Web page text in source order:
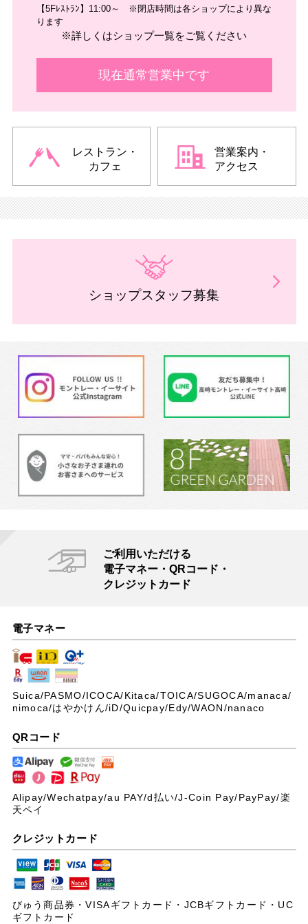
【5Fﾚｽﾄﾗﾝ】11:00～ ※閉店時間は各ショップにより異な
ります
※詳しくはショップ一覧をご覧ください
現在通常営業中です
レストラン・
カフェ
営業案内・
アクセス
ショップスタッフ募集
ご利用いただける
電子マネー・QRコード・
クレジットカード
電子マネー
Suica/PASMO/ICOCA/Kitaca/TOICA/SUGOCA/manaca/
nimoca/はやかけん/iD/Quicpay/Edy/WAON/nanaco
QRコード
Alipay/Wechatpay/au PAY/d払い/J-Coin Pay/PayPay/楽
天ペイ
クレジットカード
びゅう商品券・VISAギフトカード・JCBギフトカード・UC
ギフトカード